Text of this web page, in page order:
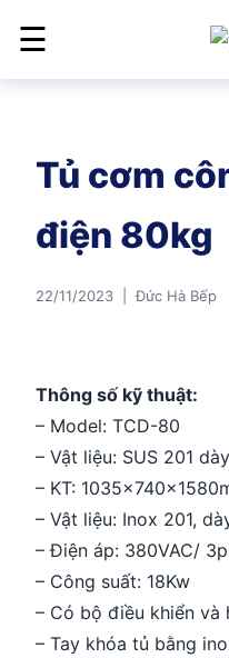
☰
Tủ cơm
điện 80kg
22/11/2023 | Đức Hà Bếp
Thông số kỹ thuật:
– Model: TCD-80
– Vật liệu: SUS 201
– KT:
– Vật liệu: Inox 201,
– Điện áp: 380VAC/
– Công suất: 18Kw
– Có bộ điều khiển và
– Tay khóa tủ bằng